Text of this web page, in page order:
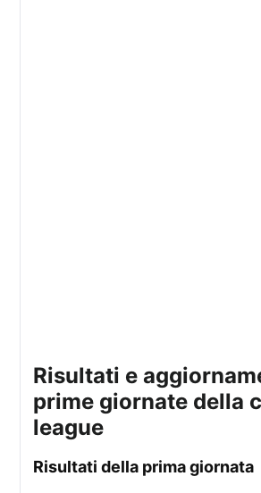
risultati e aggiornamenti delle
prime giornate della
league
risultati della prima giornata